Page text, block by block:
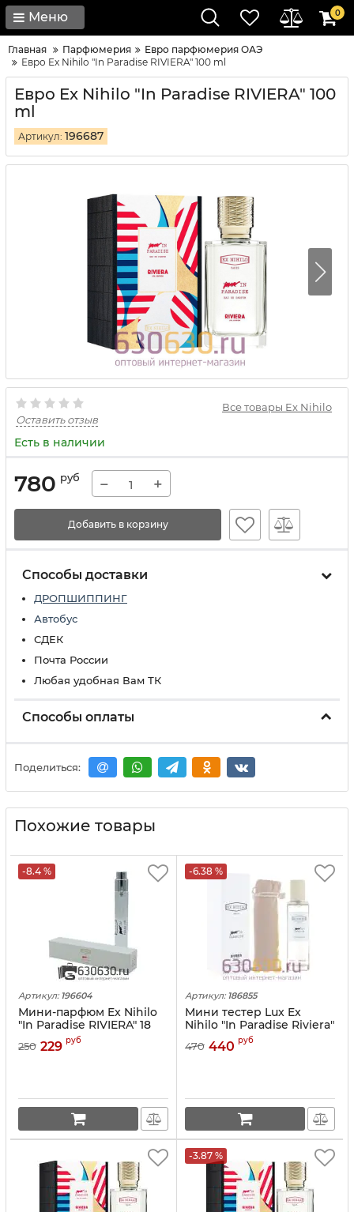
Меню 0
Главная Парфюмерия
Евро парфюмерия ОАЭ
Евро Ex Nihilo "In Paradise RIVIERA" 100 ml
Евро Ex Nihilo "In Paradise RIVIERA" 100
ml
Артикул: 196687
Все товары Ex Nihilo
Оставить отзыв
Есть в наличии
780 руб − +
Добавить в корзину
Способы доставки
ДРОПШИППИНГ
Автобус
СДЕК
Почта России
Любая удобная Вам ТК
Способы оплаты
Поделиться:
Похожие товары
-8.4 %
Артикул: 196604
Мини-парфюм Ex Nihilo
"In Paradise RIVIERA" 18
250 229 руб
-6.38 %
Артикул: 186855
Мини тестер Lux Ex
Nihilo "In Paradise Riviera"
EDP 40 ml
470 440 руб
-3.87 %